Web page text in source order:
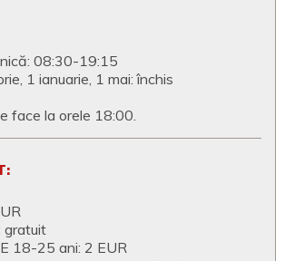
08:30-19:15
1 ianuarie, 1 mai: închis
face la orele 18:00.
gratuit
18-25 ani: 2 EUR